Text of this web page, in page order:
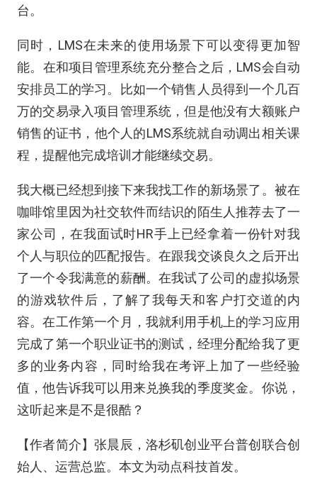
台。
同时，LMS在未来的使用场景下可以变得更加智
能。在和项目管理系统充分整合之后，LMS会自动
安排员工的学习。比如一个销售人员得到一个几百
万的交易录入项目管理系统，但是他没有大额账户
销售的证书，他个人的LMS系统就自动调出相关课
程，提醒他完成培训才能继续交易。
我大概已经想到接下来我找工作的新场景了。被在
咖啡馆里因为社交软件而结识的陌生人推荐去了一
家公司，在我面试时HR手上已经拿着一份针对我
个人与职位的匹配报告。在跟我交谈良久之后开出
了一个令我满意的薪酬。在我试了公司的虚拟场景
的游戏软件后，了解了我每天和客户打交道的内
容。在工作第一个月，我就利用手机上的学习应用
完成了第一个职业证书的测试，经理分配给我了更
多的业务内容，同时给我在考评上加了一些经验
值，他告诉我可以用来兑换我的季度奖金。你说，
这听起来是不是很酷？
【作者简介】张晨辰，洛杉矶创业平台普创联合创
始人、运营总监。本文为动点科技首发。